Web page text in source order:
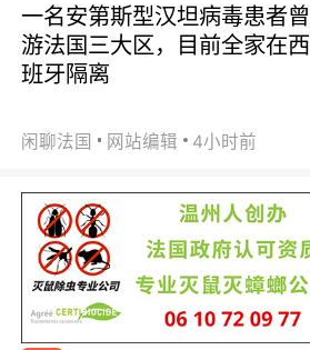
一名安第斯型汉坦病毒患者曾
游法国三大区，目前全家在西
班牙隔离
闲聊法国 网站编辑 4小时前